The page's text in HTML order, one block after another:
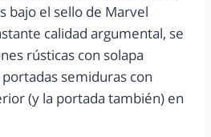
bajo el sello de Marvel
calidad argumental, se
rústicas con solapa
portadas semiduras con
(y la portada también) en